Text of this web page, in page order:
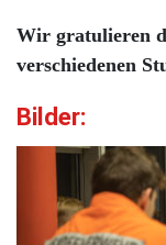
Wir gratulieren
verschiedenen
Bilder: